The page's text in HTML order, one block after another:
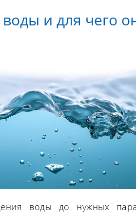
и для чего
воды до нужных